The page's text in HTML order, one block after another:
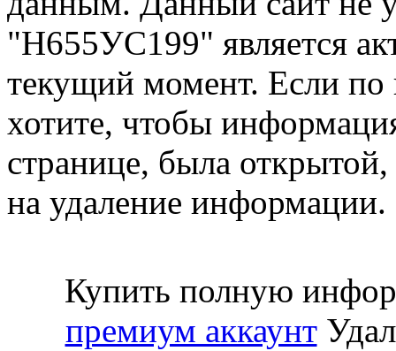
"Н655УС199" является
текущий момент. Если
хотите, чтобы
странице, была открытой,
на удаление информации.
Купить полную
премиум аккаунт